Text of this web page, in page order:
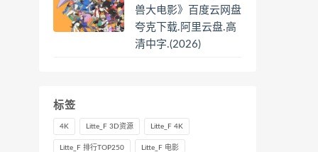
兽大电影》百度云网盘
夸克下载.阿里云盘.高
清中字.(2026)
标签
4K Litte_F 3D资源 Litte_F 4K
Litte_F 排行TOP250 Litte_F 电影